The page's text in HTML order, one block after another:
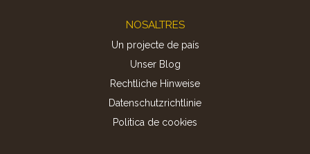
NOSALTRES
Un projecte de país
Unser Blog
Rechtliche Hinweise
Datenschutzrichtlinie
Politica de cookies